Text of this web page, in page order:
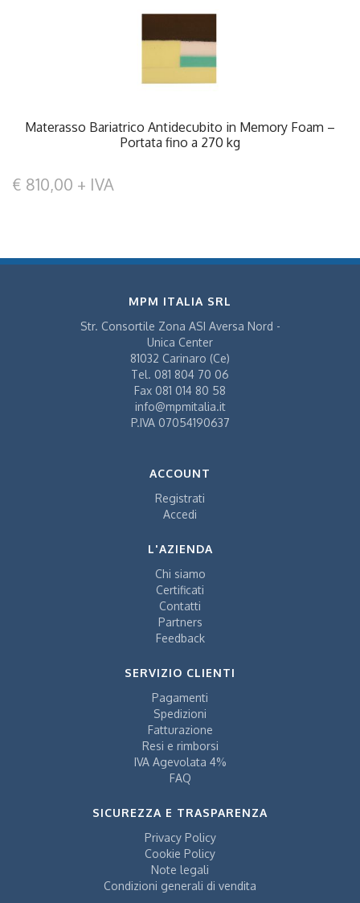
Materasso Bariatrico Antidecubito in Memory Foam –
Portata fino a 270 kg
€ 810,00 + IVA
MPM ITALIA SRL
Str. Consortile Zona ASI Aversa Nord -
Unica Center
81032 Carinaro (Ce)
Tel. 081 804 70 06
Fax 081 014 80 58
info@mpmitalia.it
P.IVA 07054190637
ACCOUNT
Registrati
Accedi
L'AZIENDA
Chi siamo
Certificati
Contatti
Partners
Feedback
SERVIZIO CLIENTI
Pagamenti
Spedizioni
Fatturazione
Resi e rimborsi
IVA Agevolata 4%
FAQ
SICUREZZA E TRASPARENZA
Privacy Policy
Cookie Policy
Note legali
Condizioni generali di vendita